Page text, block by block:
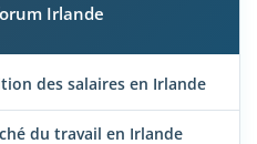
Irlande
des salaires en Irlande
du travail en Irlande